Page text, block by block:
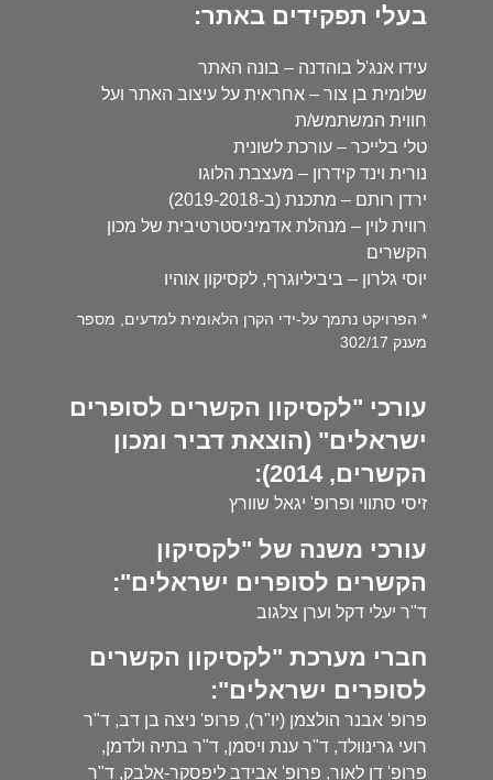
בעלי תפקידים באתר:
עידו אנג'ל בוהדנה – בונה האתר
שלומית בן צור – אחראית על עיצוב האתר ועל
חווית המשתמש/ת
טלי בלייכר – עורכת לשונית
נורית וינד קידרון – מעצבת הלוגו
ירדן רותם – מתכנת (ב-2019-2018)
רווית לוין – מנהלת אדמיניסטרטיבית של מכון
הקשרים
יוסי גלרון – ביביליוגרף, לקסיקון אוהיו
* הפרויקט נתמך על-ידי הקרן הלאומית למדעים, מספר
מענק 302/17
עורכי "לקסיקון הקשרים לסופרים
ישראלים" (הוצאת דביר ומכון
הקשרים, 2014):
זיסי סתווי ופרופ' יגאל שוורץ
עורכי משנה של "לקסיקון
הקשרים לסופרים ישראלים":
ד"ר יעלי דקל וערן צלגוב
חברי מערכת "לקסיקון הקשרים
לסופרים ישראלים":
פרופ' אבנר הולצמן (יו"ר), פרופ' ניצה בן דב, ד"ר
רועי גרינוולד, ד"ר ענת ויסמן, ד"ר בתיה ולדמן,
פרופ' דן לאור, פרופ' אבידב ליפסקר-אלבק, ד"ר